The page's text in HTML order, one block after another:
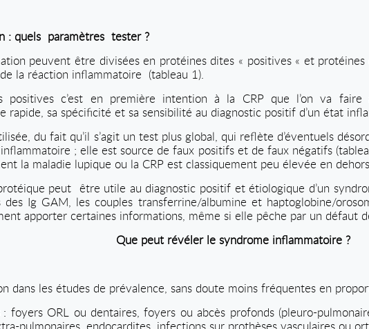
: quels paramètres tester ?
peuvent être divisées en protéines dites « positives « et
la réaction inflammatoire (tableau 1).
positives c’est en première intention à la CRP que l’on va faire
rapide, sa spécificité et sa sensibilité au diagnostic positif d’un état
du fait qu’il s’agit un test plus global, qui reflète d’éventuels
; elle est source de faux positifs et de faux négatifs
la maladie lupique ou la CRP est classiquement peu élevée en
peut être utile au diagnostic positif et étiologique d’un
Ig GAM, les couples transferrine/albumine et haptoglobine/
apporter certaines informations, même si elle pêche par un défaut
Que peut révéler le syndrome inflammatoire ?
dans les études de prévalence, sans doute moins fréquentes en
foyers ORL ou dentaires, foyers ou abcès profonds (pleuro-